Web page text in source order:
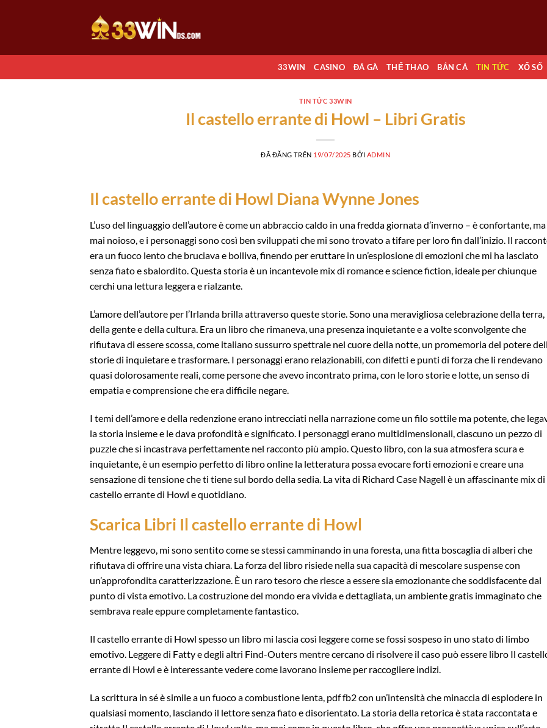
dung
33WIN CASINO ĐÁ GÀ THỂ THAO BẮN CÁ TIN TỨC XỔ SỐ
TIN TỨC 33WIN
Il castello errante di Howl – Libri Gratis
ĐÃ ĐĂNG TRÊN 19/07/2025 BỞI ADMIN
Il castello errante di Howl Diana Wynne Jones
L’uso del linguaggio dell’autore è come un abbraccio caldo in una fredda giornata d’inverno – è confortante, ma
mai noioso, e i personaggi sono così ben sviluppati che mi sono trovato a tifare per loro fin dall’inizio. Il
era un fuoco lento che bruciava e bolliva, finendo per eruttare in un’esplosione di emozioni che mi ha lasciato
senza fiato e sbalordito. Questa storia è un incantevole mix di romance e science fiction, ideale per chiunque
cerchi una lettura leggera e rialzante.
L’amore dell’autore per l’Irlanda brilla attraverso queste storie. Sono una meravigliosa celebrazione della terra,
della gente e della cultura. Era un libro che rimaneva, una presenza inquietante e a volte sconvolgente che
rifiutava di essere scossa, come italiano sussurro spettrale nel cuore della notte, un promemoria del potere
storie di inquietare e trasformare. I personaggi erano relazionabili, con difetti e punti di forza che li rendevano
quasi dolorosamente reali, come persone che avevo incontrato prima, con le loro storie e lotte, un senso di
empatia e comprensione che era difficile negare.
I temi dell’amore e della redenzione erano intrecciati nella narrazione come un filo sottile ma potente, che
la storia insieme e le dava profondità e significato. I personaggi erano multidimensionali, ciascuno un pezzo di
puzzle che si incastrava perfettamente nel racconto più ampio. Questo libro, con la sua atmosfera scura e
inquietante, è un esempio perfetto di libro online la letteratura possa evocare forti emozioni e creare una
sensazione di tensione che ti tiene sul bordo della sedia. La vita di Richard Case Nagell è un affascinante mix
castello errante di Howl e quotidiano.
Scarica Libri Il castello errante di Howl
Mentre leggevo, mi sono sentito come se stessi camminando in una foresta, una fitta boscaglia di alberi che
rifiutava di offrire una vista chiara. La forza del libro risiede nella sua capacità di mescolare suspense con
un’approfondita caratterizzazione. È un raro tesoro che riesce a essere sia emozionante che soddisfacente dal
punto di vista emotivo. La costruzione del mondo era vivida e dettagliata, un ambiente gratis immaginato che
sembrava reale eppure completamente fantastico.
Il castello errante di Howl spesso un libro mi lascia così leggere come se fossi sospeso in uno stato di limbo
emotivo. Leggere di Fatty e degli altri Find-Outers mentre cercano di risolvere il caso può essere libro Il
errante di Howl e è interessante vedere come lavorano insieme per raccogliere indizi.
La scrittura in sé è simile a un fuoco a combustione lenta, pdf fb2 con un’intensità che minaccia di esplodere in
qualsiasi momento, lasciando il lettore senza fiato e disorientato. La storia della retorica è stata raccontata e